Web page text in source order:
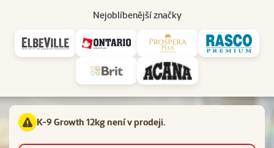
Nejoblíbenější značky
K-9 Growth 12kg
Hodnocení 0%
Střední,Stáří psa:Štěně, Dospělý,
K-9 Growth 12kg není v prodeji.